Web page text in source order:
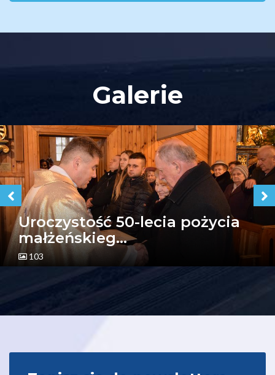
Galerie
Uroczystość 50-lecia pożycia
małżeńskieg...
103